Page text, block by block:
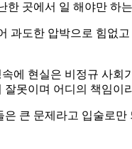
곳에서 일 해야만 하
도한 압박으로 힘없
현실은 비정규 사
못이며 어디의 책임이
큰 문제라고 입술로